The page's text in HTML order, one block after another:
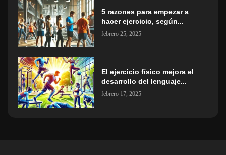
5 razones para empezar a
hacer ejercicio, según...
febrero 25, 2025
El ejercicio físico mejora el
desarrollo del lenguaje...
febrero 17, 2025